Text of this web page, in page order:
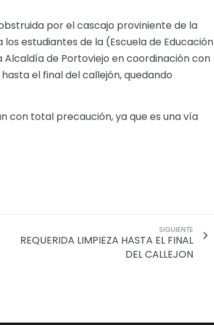
por el cascajo proviniente de la
estudiantes de la (Escuela de Educación
Alcaldía de Portoviejo en coordinación con
el final del callejón, quedando
con total precaución, ya que es una vía
SIGUIENTE
REQUERIDA LIMPIEZA HASTA EL FINAL
DEL CALLEJON